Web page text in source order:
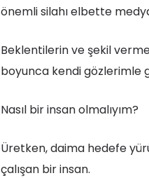
önemli silahı elbette
Beklentilerin ve şekil
boyunca kendi gözlerimle
Nasıl bir insan olmalıyım?
Üretken, daima hedefe
çalışan bir insan.